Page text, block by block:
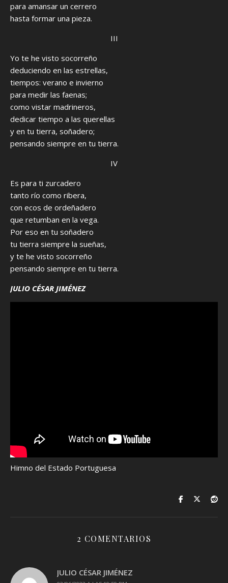
para amansar un cerrero
hasta formar una pieza.
III
Yo te he visto socorreño
deduciendo en las estrellas,
tiempos: verano e invierno
para medir las faenas;
como vistar madrineros,
dedicar tiempo a las querellas
y en tu tierra, soñadero;
pensando siempre en tu tierra.
IV
Es para ti zurcadero
tanto río como ribera,
con ecos de ordeñadero
que retumban en la vega.
Por eso en tu soñadero
tu tierra siempre la sueñas,
y te he visto socorreño
pensando siempre en tu tierra.
JULIO CÉSAR JIMÉNEZ
Himno del Estado Portuguesa
2 COMENTARIOS
JULIO CÉSAR JIMÉNEZ